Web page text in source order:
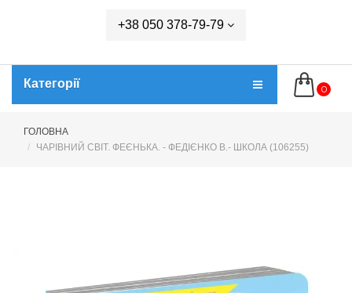
+38 050 378-79-79
Категорії 0
ГОЛОВНА
ЧАРІВНИЙ СВІТ. ФЕЄНЬКА. - ФЕДІЄНКО В.- ШКОЛА (106255)